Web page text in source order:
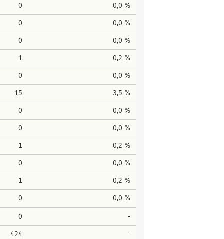
0 0,0 %
0 0,0 %
0 0,0 %
1 0,2 %
0 0,0 %
15 3,5 %
0 0,0 %
0 0,0 %
1 0,2 %
0 0,0 %
1 0,2 %
0 0,0 %
0 -
424 -